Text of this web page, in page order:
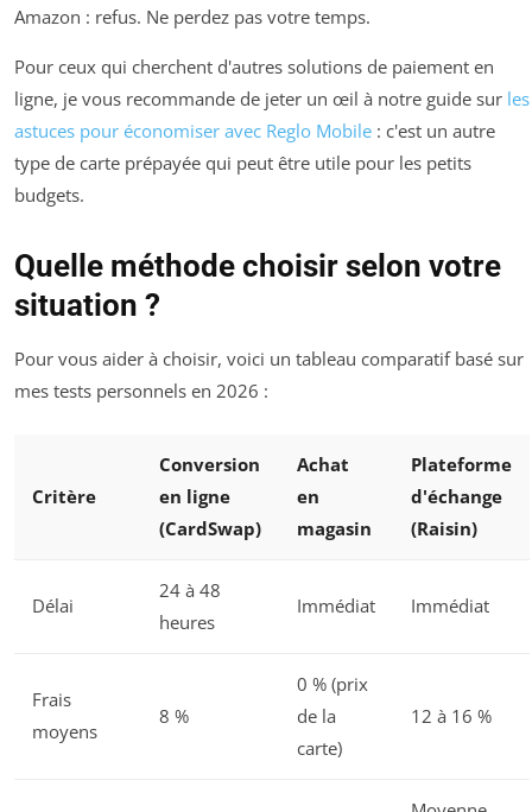
Amazon : refus. Ne perdez pas votre temps.
Pour ceux qui cherchent d'autres solutions de paiement en
ligne, je vous recommande de jeter un œil à notre guide sur les
astuces pour économiser avec Reglo Mobile : c'est un autre
type de carte prépayée qui peut être utile pour les petits
budgets.
Quelle méthode choisir selon votre
situation ?
Pour vous aider à choisir, voici un tableau comparatif basé sur
mes tests personnels en 2026 :
Critère
Conversion
en ligne
(CardSwap)
Achat
en
magasin
Plateforme
d'échange
(Raisin)
Délai
24 à 48
heures
Immédiat Immédiat
Frais
moyens
8 %
0 % (prix
de la
carte)
12 à 16 %